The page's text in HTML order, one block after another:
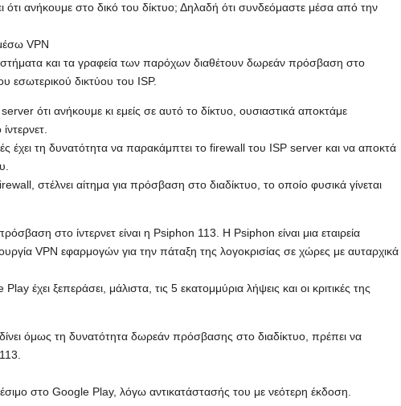
ότι ανήκουμε στο δικό του δίκτυο; Δηλαδή ότι συνδεόμαστε μέσα από την
VPN
και τα γραφεία των παρόχων διαθέτουν δωρεάν πρόσβαση στο
εσωτερικού δικτύου του ISP.
ότι ανήκουμε κι εμείς σε αυτό το δίκτυο, ουσιαστικά αποκτάμε
έχει τη δυνατότητα να παρακάμπτει το firewall του ISP server και να αποκτά
στέλνει αίτημα για πρόσβαση στο διαδίκτυο, το οποίο φυσικά γίνεται
στο ίντερνετ είναι η Psiphon 113. Η Psiphon είναι μια εταιρεία
VPN εφαρμογών για την πάταξη της λογοκρισίας σε χώρες με αυταρχικά
έχει ξεπεράσει, μάλιστα, τις 5 εκατομμύρια λήψεις και οι κριτικές της
όμως τη δυνατότητα δωρεάν πρόσβασης στο διαδίκτυο, πρέπει να
στο Google Play, λόγω αντικατάστασής του με νεότερη έκδοση.